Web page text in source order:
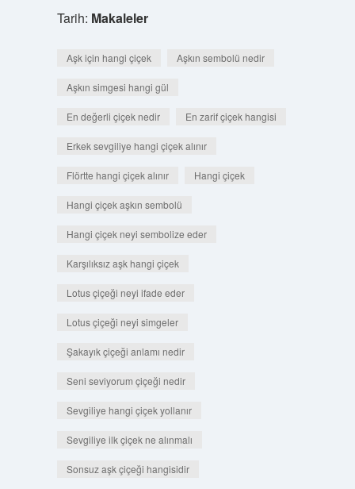
Tarih: Makaleler
Aşk için hangi çiçek Aşkın sembolü nedir
Aşkın simgesi hangi gül
En değerli çiçek nedir En zarif çiçek hangisi
Erkek sevgiliye hangi çiçek alınır
Flörtte hangi çiçek alınır Hangi çiçek
Hangi çiçek aşkın sembolü
Hangi çiçek neyi sembolize eder
Karşılıksız aşk hangi çiçek
Lotus çiçeği neyi ifade eder
Lotus çiçeği neyi simgeler
Şakayık çiçeği anlamı nedir
Seni seviyorum çiçeği nedir
Sevgiliye hangi çiçek yollanır
Sevgiliye ilk çiçek ne alınmalı
Sonsuz aşk çiçeği hangisidir